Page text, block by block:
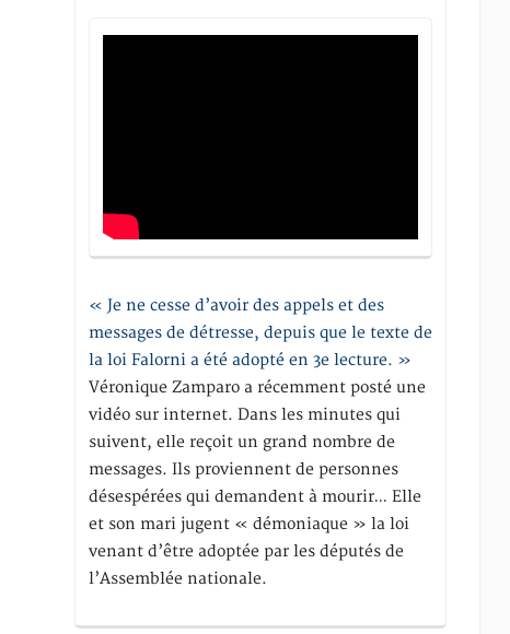
« Je ne cesse d’avoir des appels et des
messages de détresse, depuis que le texte de
la loi Falorni a été adopté en 3e lecture. »
Véronique Zamparo a récemment posté une
vidéo sur internet. Dans les minutes qui
suivent, elle reçoit un grand nombre de
messages. Ils proviennent de personnes
désespérées qui demandent à mourir… Elle
et son mari jugent « démoniaque » la loi
venant d’être adoptée par les députés de
l’Assemblée nationale.